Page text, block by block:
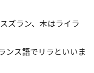
ズラン、木はライラ
ンス語でリラといいま